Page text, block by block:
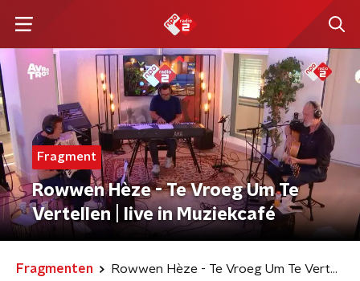
Fragment
Rowwen Hèze - Te Vroeg Um Te
Vertellen | live in Muziekcafé
Fragmenten Rowwen Hèze - Te Vroeg Um Te Vertellen | live in Muziekcafé